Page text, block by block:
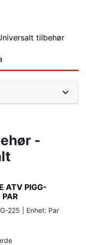
tilbehør
-
ATV PIGG-
225 | Enhet: Par